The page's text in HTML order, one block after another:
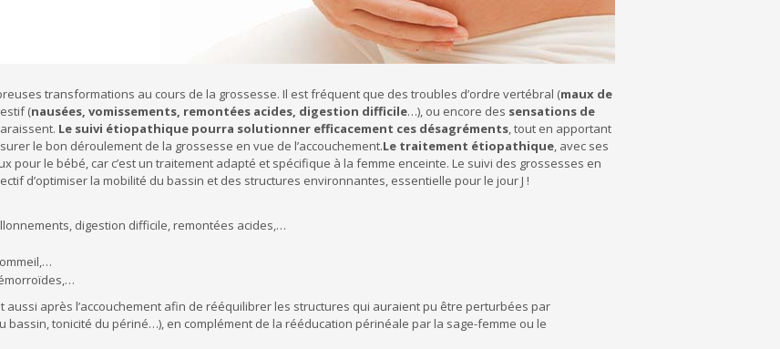
transformations au cours de la grossesse. Il est fréquent que des troubles d’ordre vertébral (maux de
(nausées, vomissements, remontées acides, digestion difficile…), ou encore des sensations de
Le suivi étiopathique pourra solutionner efficacement ces désagréments, tout en apportant
le bon déroulement de la grossesse en vue de l’accouchement.Le traitement étiopathique, avec ses
pour le bébé, car c’est un traitement adapté et spécifique à la femme enceinte. Le suivi des grossesses en
d’optimiser la mobilité du bassin et des structures environnantes, essentielle pour le jour J !
digestion difficile, remontées acides,…
aussi après l’accouchement afin de rééquilibrer les structures qui auraient pu être perturbées par
bassin, tonicité du périné…), en complément de la rééducation périnéale par la sage-femme ou le